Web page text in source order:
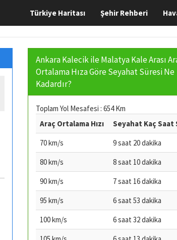
Türkiye Haritası Şehir Rehberi
Ankara Kalecik ile Malatya Kale Arası
Ortalama Hıza Göre Seyahat Süresi Ne
Kadardır?
Toplam Yol Mesafesi : 654 Km
Araç Ortalama Hızı
Seyahat Kaç Saat
70 km/s
9 saat 20 dakika
80 km/s
8 saat 10 dakika
90 km/s
7 saat 16 dakika
95 km/s
6 saat 53 dakika
100 km/s
6 saat 32 dakika